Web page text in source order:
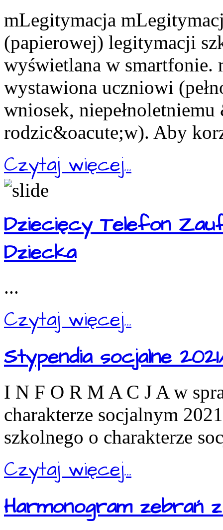
mLegitymacja
(papierowej) legitymacji
wyświetlana w smartfonie.
wystawiona uczniowi
wniosek,
rodzic&oacute;w). Aby
Czytaj więcej...
Dziecięcy Telefon
Dziecka
...
Czytaj więcej...
Stypendia socjalne
I N F O R M A C J A w
charakterze socjalnym
szkolnego o charakterze
Czytaj więcej...
Harmonogram zebrań